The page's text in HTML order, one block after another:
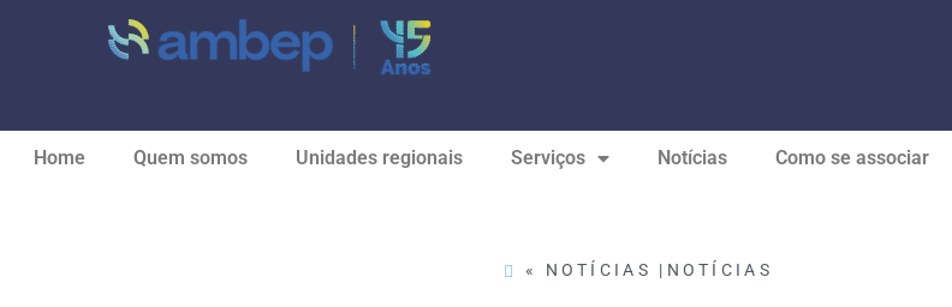
Home Quem somos Unidades regionais Serviços Notícias Como se associar
« NOTÍCIAS | NOTÍCIAS